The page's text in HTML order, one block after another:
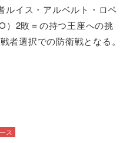
ルイス・アルベルト・ロペ
）2敗＝の持つ王座への挑
者選択での防衛戦となる。
ス